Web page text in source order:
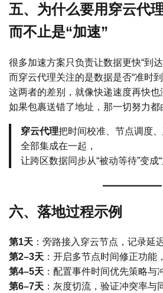
五、为什么要用穿云代
而不止是“加速”
很多加速方案只负责让数据更快“到达
而穿云代理关注的是数据是否“准时到
这两者的差别，就像快递速度再快也
如果包裹送错了地址，那一切努力都
穿云代理把时间校准、节点调度
全部集成在一起，
让跨区数据同步从“被动等待”变成“
六、落地过程示例
第1天 ：旁路接入穿云节点，记录延
第2–3天 ：开启多节点时间修正功能
第4–5天 ：配置事件时间优先策略与
第6–7天 ：灰度切流，验证冲突率与